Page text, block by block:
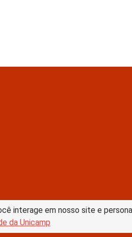
interage em nosso site e
da Unicamp